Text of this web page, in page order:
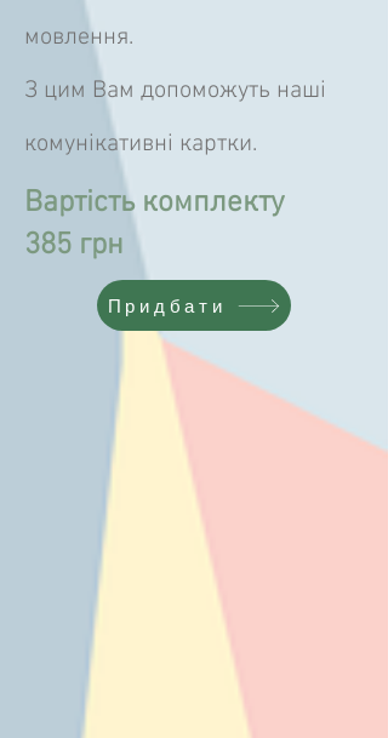
мовлення.
З цим Вам допоможуть наші
комунікативні картки.
Вартість комплекту
385 грн
Придбати